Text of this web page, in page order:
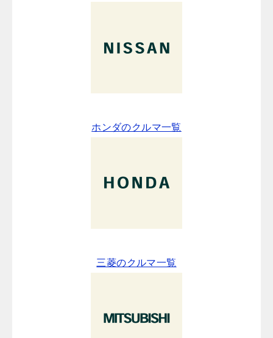
ホンダのクルマ一覧
三菱のクルマ一覧